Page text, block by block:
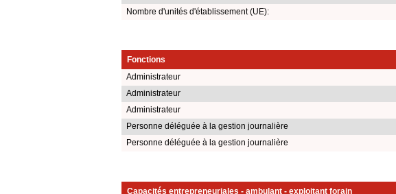
Nombre d'unités d'établissement (UE):
Fonctions
Administrateur
Administrateur
Administrateur
Personne déléguée à la gestion journalière
Personne déléguée à la gestion journalière
Capacités entrepreneuriales - ambulant - exploitant forain